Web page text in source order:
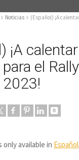
Noticias (Español) ¡A
¡A
el
available in Español